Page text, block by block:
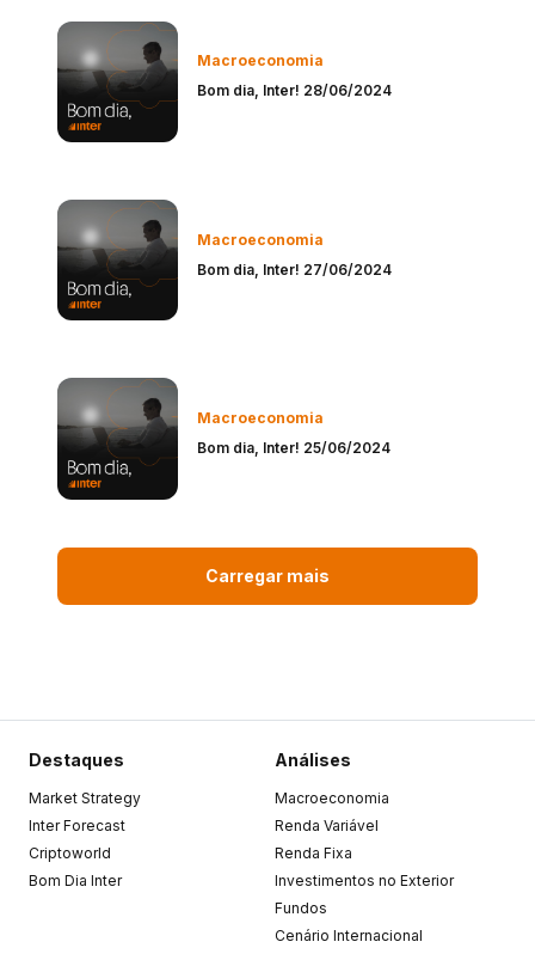
Macroeconomia
Bom dia, Inter! 28/06/2024
Macroeconomia
Bom dia, Inter! 27/06/2024
Macroeconomia
Bom dia, Inter! 25/06/2024
Carregar mais
Destaques
Market Strategy
Inter Forecast
Criptoworld
Bom Dia Inter
Análises
Macroeconomia
Renda Variável
Renda Fixa
Investimentos no Exterior
Fundos
Cenário Internacional